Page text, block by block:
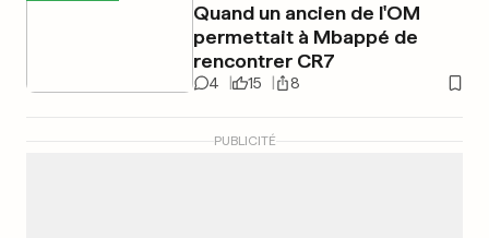
Quand un ancien de l'OM
permettait à Mbappé de
rencontrer CR7
4 15 8
PUBLICITÉ